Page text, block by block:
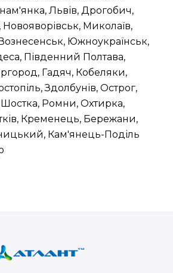
Львів, Дрогобич,
Миколаїв,
Южноукраїнськ,
Південний Полтава,
Гадяч, Кобеляки,
Здолбунів, Острог,
Ромни, Охтирка,
Кременець, Бережани,
Кам'янець-Поділь